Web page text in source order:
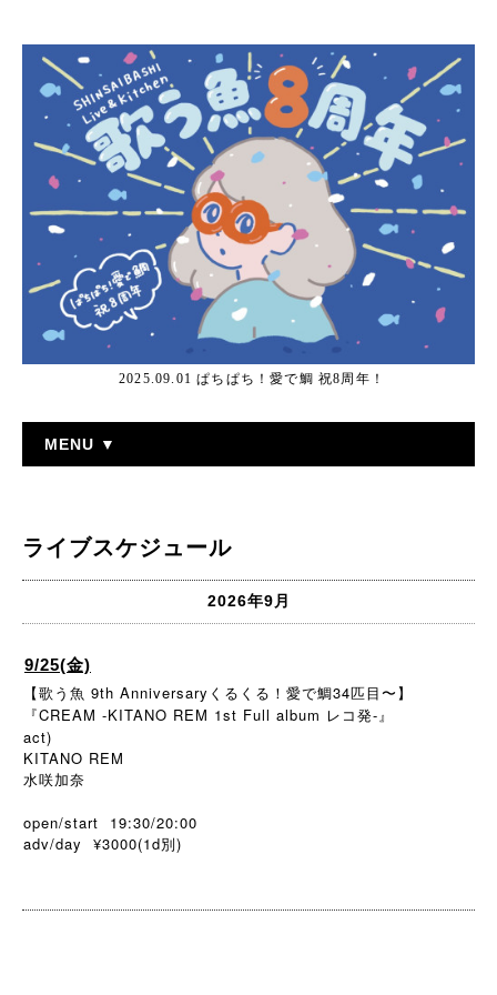
2025.09.01 ぱちぱち！愛で鯛 祝8周年！
MENU ▼
ライブスケジュール
2026年9月
9/25(金)
【歌う魚 9th Anniversaryくるくる！愛で鯛34匹目〜】
『CREAM -KITANO REM 1st Full album レコ発-』
act)
KITANO REM
水咲加奈
open/start 19:30/20:00
adv/day ¥3000(1d別 )